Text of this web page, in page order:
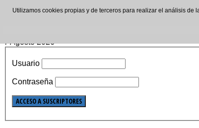
7 Agosto 2026
Usuario
Contraseña
Utilizamos cookies propias y de terceros para realizar el análisis de